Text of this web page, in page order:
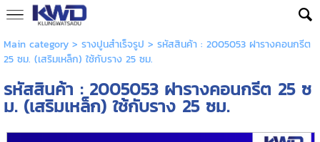
Main category> รางปูนสำเร็จรูป > รหัสสินค้า : 2005053 ฝารางคอนกรีต
25 ซม. (เสริมเหล็ก) ใช้กับราง 25 ซม.
รหัสสินค้า : 2005053 ฝารางคอนกรีต 25 ซ
ม. (เสริมเหล็ก) ใช้กับราง 25 ซม.